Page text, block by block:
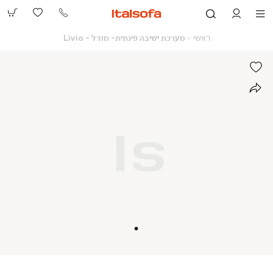
073-
ראשי ראשי
מערכת ישיבה פינתית- מודל - Livio